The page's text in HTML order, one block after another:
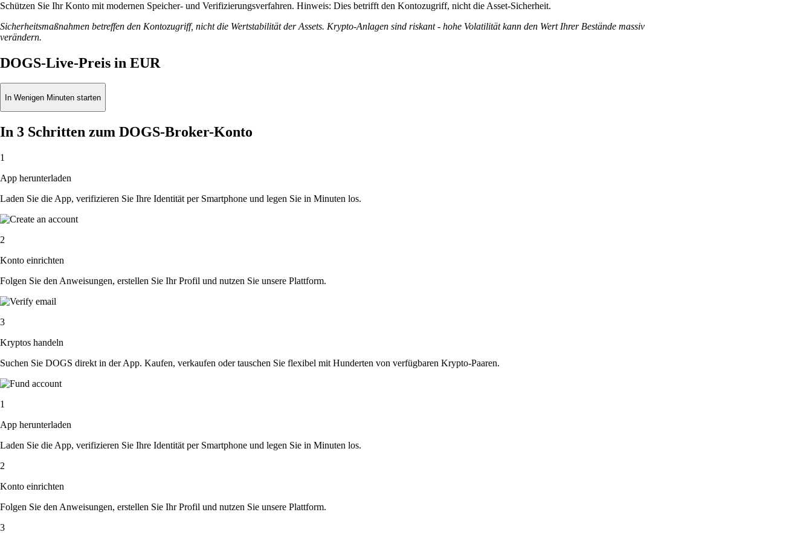
Schützen Sie Ihr Konto mit modernen Speicher- und Verifizierungsverfahren. Hinweis: Dies betrifft den Kontozugriff, nicht die Asset-Sicherheit.
Sicherheitsmaßnahmen betreffen den Kontozugriff, nicht die Wertstabilität der Assets. Krypto-Anlagen sind riskant - hohe Volatilität kann den Wert Ihrer Bestände massiv
verändern.
DOGS-Live-Preis in EUR
In Wenigen Minuten starten
In 3 Schritten zum DOGS-Broker-Konto
1
App herunterladen
Laden Sie die App, verifizieren Sie Ihre Identität per Smartphone und legen Sie in Minuten los.
2
Konto einrichten
Folgen Sie den Anweisungen, erstellen Sie Ihr Profil und nutzen Sie unsere Plattform.
3
Kryptos handeln
Suchen Sie DOGS direkt in der App. Kaufen, verkaufen oder tauschen Sie flexibel mit Hunderten von verfügbaren Krypto-Paaren.
1
App herunterladen
Laden Sie die App, verifizieren Sie Ihre Identität per Smartphone und legen Sie in Minuten los.
2
Konto einrichten
Folgen Sie den Anweisungen, erstellen Sie Ihr Profil und nutzen Sie unsere Plattform.
3